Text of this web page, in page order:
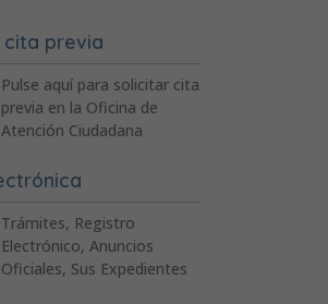
cita previa
Pulse aquí para solicitar cita
previa en la Oficina de
Atención Ciudadana
Trámites, Registro
Electrónico, Anuncios
Oficiales, Sus Expedientes